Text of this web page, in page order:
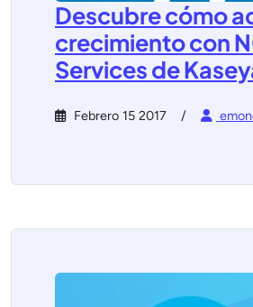
Descubre cómo
crecimiento con
Services de
Febrero 15 2017